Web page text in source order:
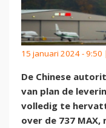
15 januari 2024 - 9:50
De Chinese
van plan de
volledig te
over de 737